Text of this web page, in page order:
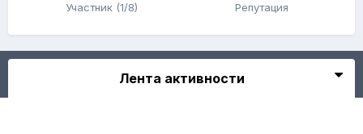
Участник (1/8) Репутация
Лента активности